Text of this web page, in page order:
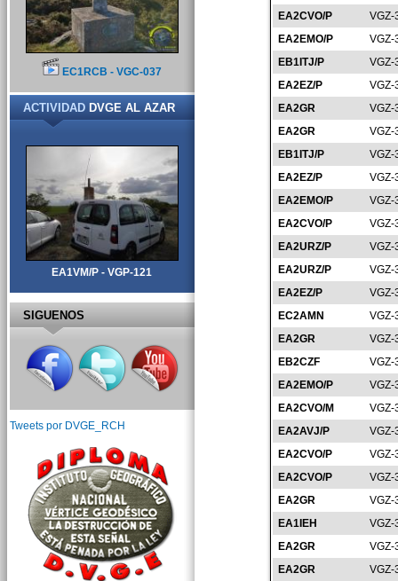
EA2CVO/P
VGZ-
EA2EMO/P
VGZ-
EB1ITJ/P
VGZ-
EA2EZ/P
VGZ-
EA2GR
VGZ-
EA2GR
VGZ-
EB1ITJ/P
VGZ-
EA2EZ/P
VGZ-
EA2EMO/P
VGZ-
EA2CVO/P
VGZ-
EA2URZ/P
VGZ-
EA2URZ/P
VGZ-
EA2EZ/P
VGZ-
EC2AMN
VGZ-
EA2GR
VGZ-
EB2CZF
VGZ-
EA2EMO/P
VGZ-
EA2CVO/M
VGZ-
EA2AVJ/P
VGZ-
EA2CVO/P
VGZ-
EA2CVO/P
VGZ-
EA2GR
VGZ-
EA1IEH
VGZ-
EA2GR
VGZ-
EA2GR
VGZ-
EC1RCB - VGC-037
ACTIVIDADDVGE AL AZAR
EA1VM/P - VGP-121
SIGUENOS
Tweets por DVGE_RCH